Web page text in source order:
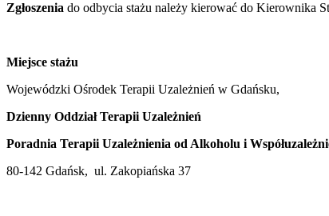
Zgłoszenia do odbycia stażu należy kierować do Kierownika
Miejsce stażu
Wojewódzki Ośrodek Terapii Uzależnień w Gdańsku,
Dzienny Oddział Terapii Uzależnień
Poradnia Terapii Uzależnienia od Alkoholu i
80-142 Gdańsk, ul. Zakopiańska 37